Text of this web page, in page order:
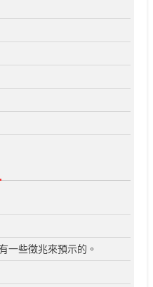
一些徵兆來預示的。